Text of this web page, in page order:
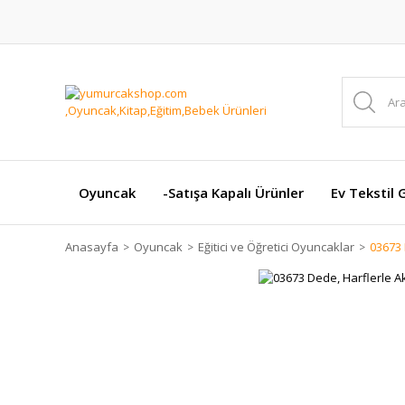
Oyuncak -Satışa Kapalı Ürünler Ev Tekstil
Anasayfa Oyuncak Eğitici ve Öğretici Oyuncaklar